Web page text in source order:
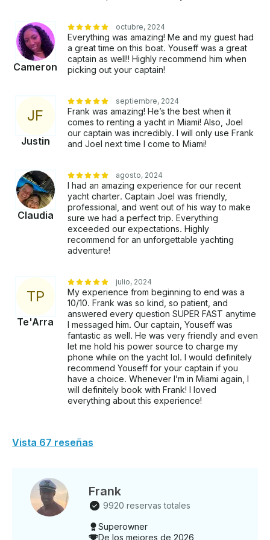
y volver a moverse) ITINERARIO TÍPICO: SE
RECOMIENDA PARA VIAJES DE DIFERENTES
DURACIONES: viaje de 4 horas • Recorra
Brickell/Bahía de Biscayne y estadio marino/playa de
Hobie y pase un buen rato en el agua. • Los
través del río Brickell de Miami con vistas
panorámicas. Fisher Island es el mejor lugar de
Miami para la puesta de sol. No se lo digas a nadie •
Recorre las casas de millonarios, la isla de las
estrellas y la zona de las islas venecianas. Atraca
Star Island. (La isla de pícnic también es una opción)
buen momento para disfrutar del agua. • Islas al
atardecer. No es común y es súper relajado y
agradable. • También podemos organizar motos
hacer más, pero depende de cuánto quieras disfrutar
de cada parada y no de prisas. Viaje de 6 horas •
paradas principales • El banco de arena de Nixon
está disponible para disfrutarlo como es debido.
Recuerde que si se trata de un yate grande, podemos
acercarnos al banco de arena. Pero no en la cima
porque no es lo suficientemente profundo. •
Recuerde que no hay bares en los bancos de arena
PARA TODOS: Fisher Island ES HERMOSA para la
puesta de sol . POR ÚLTIMO, ¿QUÉ LLEVAR? •
¡ENERGÍA Y VIBRACIONES POSITIVAS!
¡¡DISFRUTEMOS!! • Toallas • Protector solar •
más) ¿QUÉ OFRECEMOS? • Chalecos salvavidas
Alfombra de agua de 18 pies • Equipo de snorkel •
Podemos organizar motos acuáticas para ti.
__________________________________ • Reserva:
Getmyboat cobrará los gastos del barco y del capitán
al hacer la reserva. • Selección del capitán: se trata
Cameron
octubre, 2024
Everything was amazing! Me and my guest had
a great time on this boat. Youseff was a great
captain as well!! Highly recommend him when
picking out your captain!
JF
Justin
septiembre, 2024
Frank was amazing! He’s the best when it
comes to renting a yacht in Miami! Also, Joel
our captain was incredibly. I will only use Frank
and Joel next time I come to Miami!
Claudia
agosto, 2024
I had an amazing experience for our recent
yacht charter. Captain Joel was friendly,
professional, and went out of his way to make
sure we had a perfect trip. Everything
exceeded our expectations. Highly
recommend for an unforgettable yachting
adventure!
TP
Te'Arra
julio, 2024
My experience from beginning to end was a
10/10. Frank was so kind, so patient, and
answered every question SUPER FAST anytime
I messaged him. Our captain, Youseff was
fantastic as well. He was very friendly and even
let me hold his power source to charge my
phone while on the yacht lol. I would definitely
recommend Youseff for your captain if you
have a choice. Whenever I’m in Miami again, I
will definitely book with Frank! I loved
everything about this experience!
Vista 67 reseñas
Frank
9920 reservas totales
Superowner
De los mejores de 2026